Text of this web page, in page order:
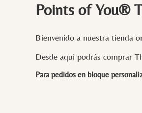
Points of You®
Bienvenido a nuestra tienda
Desde aquí podrás comprar
Para pedidos en bloque